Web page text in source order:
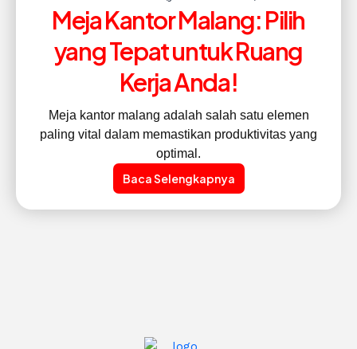
Meja Kantor Malang: Pilih
yang Tepat untuk Ruang
Kerja Anda!
Meja kantor malang adalah salah satu elemen
paling vital dalam memastikan produktivitas yang
optimal.
Baca Selengkapnya